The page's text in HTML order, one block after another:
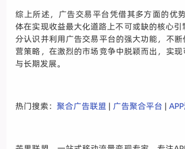
综上所述，广告交易平台凭借其多方面的优
体在实现收益最大化道路上不可或缺的核心引
分认识并利用广告交易平台的强大功能，不
营策略，在激烈的市场竞争中脱颖而出，实
与长期发展。
热门搜索：聚合广告联盟 |广告聚合平台 |